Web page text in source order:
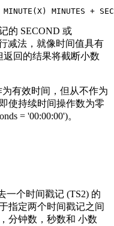
MINUTES +
的 SECOND 或
减法，就像时间值具有
返回的结果将截断小数
有效时间，但从不作为
使持续时间操作数为零
= '00:00:00')。
一个时间戳记 (TS2) 的
指定两个时间戳记之间
分钟数，秒数和 小数